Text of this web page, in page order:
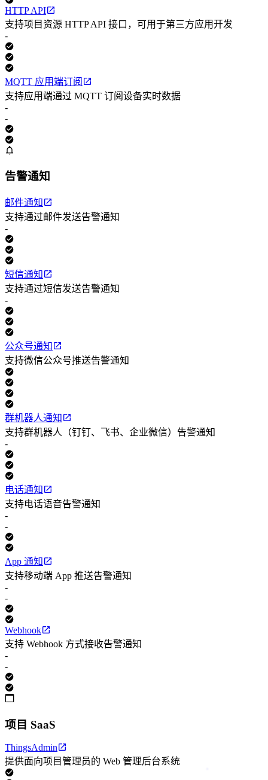
HTTP API
支持项目资源 HTTP API 接口，可用于第三方应用开发
-
MQTT 应用端订阅
支持应用端通过 MQTT 订阅设备实时数据
-
-
告警通知
邮件通知
支持通过邮件发送告警通知
-
短信通知
支持通过短信发送告警通知
-
公众号通知
支持微信公众号推送告警通知
群机器人通知
支持群机器人（钉钉、飞书、企业微信）告警通知
-
电话通知
支持电话语音告警通知
-
-
App 通知
支持移动端 App 推送告警通知
-
-
Webhook
支持 Webhook 方式接收告警通知
-
-
项目 SaaS
ThingsAdmin
提供面向项目管理员的 Web 管理后台系统